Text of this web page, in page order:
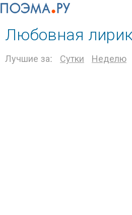
Любовная
Лучшие за: Сутки Неделю